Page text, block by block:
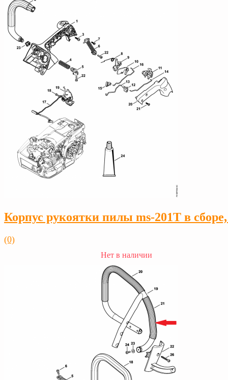
Корпус рукоятки пилы ms-201T в
(0)
Нет в наличии